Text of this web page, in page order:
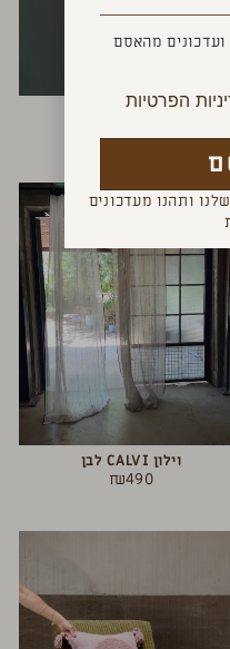
סינר עור חום כהה
וילון CALVI לבן
₪490
מהאסם
הפרטיות
ותהנו מעדכונים